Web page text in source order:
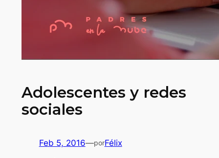
Adolescentes y redes
sociales
Feb 5, 2016—porFélix